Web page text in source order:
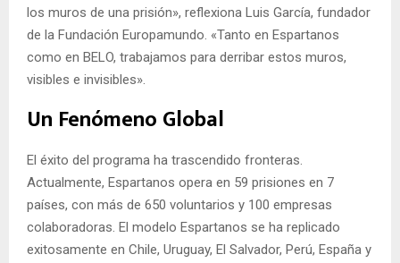
los muros de una prisión», reflexiona Luis García, fundador
de la Fundación Europamundo. «Tanto en Espartanos
como en BELO, trabajamos para derribar estos muros,
visibles e invisibles».
Un Fenómeno Global
El éxito del programa ha trascendido fronteras.
Actualmente, Espartanos opera en 59 prisiones en 7
países, con más de 650 voluntarios y 100 empresas
colaboradoras. El modelo Espartanos se ha replicado
exitosamente en Chile, Uruguay, El Salvador, Perú, España y